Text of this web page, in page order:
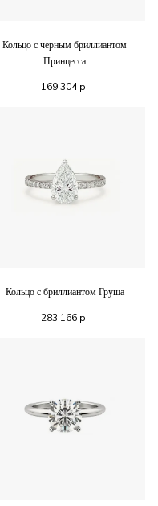
Кольцо с черным бриллиантом
Принцесса
169 304р.
Кольцо с бриллиантом Груша
283 166 р.